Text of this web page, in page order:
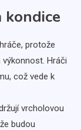
kondice
protože
Hráči
což vede k
vrcholovou
budou